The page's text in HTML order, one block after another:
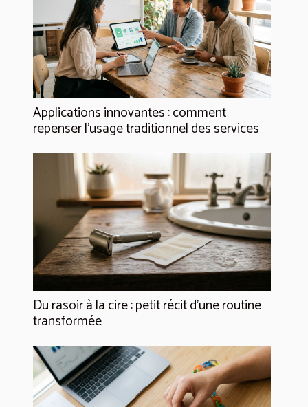
Applications innovantes : comment
repenser l’usage traditionnel des services
Du rasoir à la cire : petit récit d’une routine
transformée